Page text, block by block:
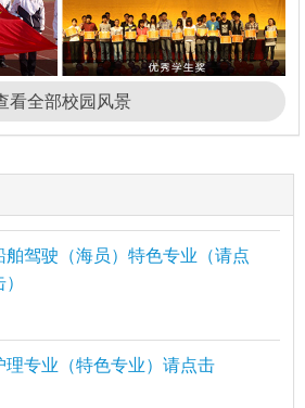
看全部校园风景
舶驾驶（海员）特色专业（请点
理专业（特色专业）请点击